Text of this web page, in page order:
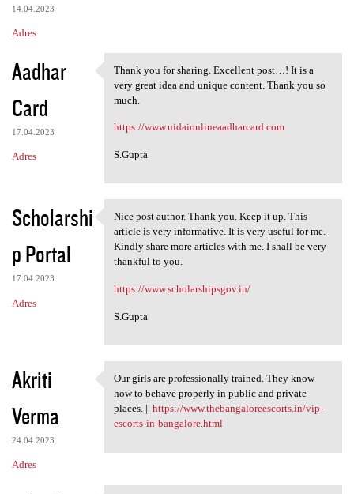
14.04.2023
Adres
Aadhar
Card
17.04.2023
Adres
Thank you for sharing.
Thank you for sharing. Excellent post…! It is a
very great idea and unique content. Thank you so
much.
https://www.uidaionlineaadharcard.com
S.Gupta
Scholarshi
p Portal
17.04.2023
Adres
Nice post author. Thank you.
Nice post author. Thank you. Keep it up. This
article is very informative. It is very useful for me.
Kindly share more articles with me. I shall be very
thankful to you.
https://www.scholarshipsgov.in/
S.Gupta
Akriti
Verma
24.04.2023
Adres
Our girls are professionally
Our girls are professionally trained. They know
how to behave properly in public and private
places. || https://www.thebangaloreescorts.in/vip-
escorts-in-bangalore.html